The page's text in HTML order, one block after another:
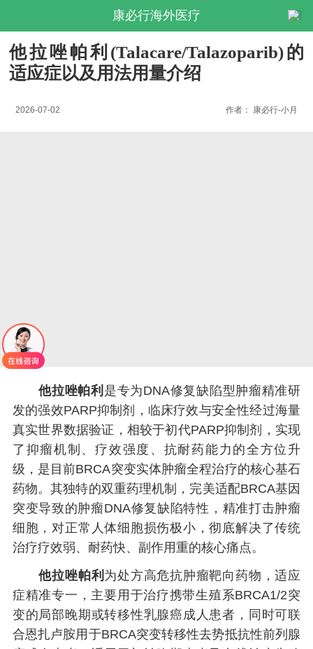
康必行海外医疗
他拉唑帕利(Talacare/Talazoparib)的
适应症以及用法用量介绍
2026-07-02 作者： 康必行-小月
他拉唑帕利 是专为DNA修复缺陷型肿瘤精准研
发的强效PARP抑制剂，临床疗效与安全性经过海量
真实世界数据验证，相较于初代PARP抑制剂，实现
了抑瘤机制、疗效强度、抗耐药能力的全方位升
级，是目前BRCA突变实体肿瘤全程治疗的核心基石
药物。其独特的双重药理机制，完美适配BRCA基因
突变导致的肿瘤DNA修复缺陷特性，精准打击肿瘤
细胞，对正常人体细胞损伤极小，彻底解决了传统
治疗疗效弱、耐药快、副作用重的核心痛点。
他拉唑帕利 为处方高危抗肿瘤靶向药物，适应
症精准专一，主要用于治疗携带生殖系BRCA1/2突
变的局部晚期或转移性乳腺癌成人患者，同时可联
合恩扎卢胺用于BRCA突变转移性去势抵抗性前列腺